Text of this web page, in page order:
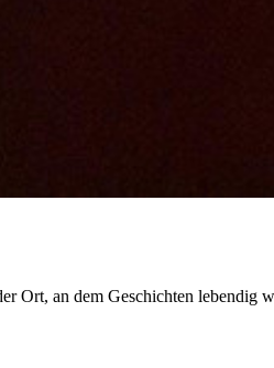
an dem Geschichten lebendig